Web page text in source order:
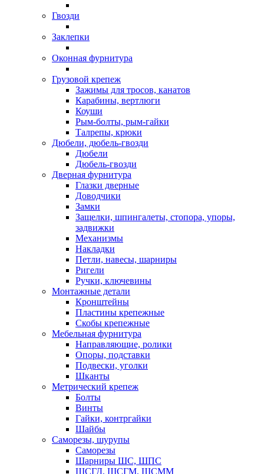
Гвозди
Заклепки
Оконная фурнитура
Грузовой крепеж
Зажимы для тросов, канатов
Карабины, вертлюги
Коуши
Рым-болты, рым-гайки
Талрепы, крюки
Дюбели, дюбель-гвозди
Дюбели
Дюбель-гвозди
Дверная фурнитура
Глазки дверные
Доводчики
Замки
Защелки, шпингалеты, стопора, упоры,
задвижки
Механизмы
Накладки
Петли, навесы, шарниры
Ригели
Ручки, ключевины
Монтажные детали
Кронштейны
Пластины крепежные
Скобы крепежные
Мебельная фурнитура
Направляющие, ролики
Опоры, подставки
Подвески, уголки
Шканты
Метрический крепеж
Болты
Винты
Гайки, контргайки
Шайбы
Саморезы, шурупы
Саморезы
Шарниры ШС, ШПС
ШСГД, ШСГМ, ШСММ